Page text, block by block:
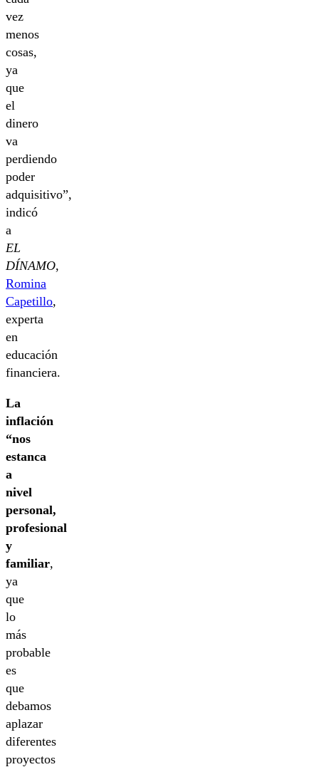
vez
menos
cosas,
ya
que
el
dinero
va
perdiendo
poder
adquisitivo”,
indicó
a
EL
DÍNAMO,
Romina
Capetillo,
experta
en
educación
financiera.
La
inflación
“nos
estanca
a
nivel
personal,
profesional
y
familiar,
ya
que
lo
más
probable
es
que
debamos
aplazar
diferentes
proyectos